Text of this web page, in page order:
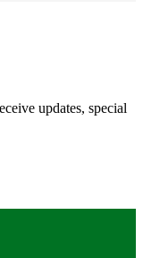
updates, special